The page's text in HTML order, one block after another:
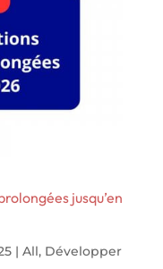
jusqu’en
| All, Développer